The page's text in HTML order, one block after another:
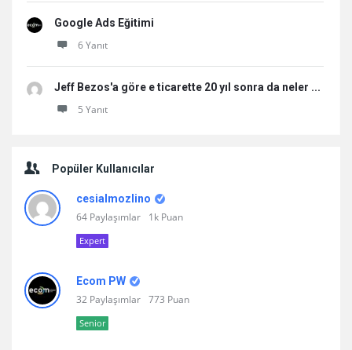
Google Ads Eğitimi
6 Yanıt
Jeff Bezos'a göre e ticarette 20 yıl sonra da neler ...
5 Yanıt
Popüler Kullanıcılar
cesialmozlino
64 Paylaşımlar 1k Puan
Expert
Ecom PW
32 Paylaşımlar 773 Puan
Senior